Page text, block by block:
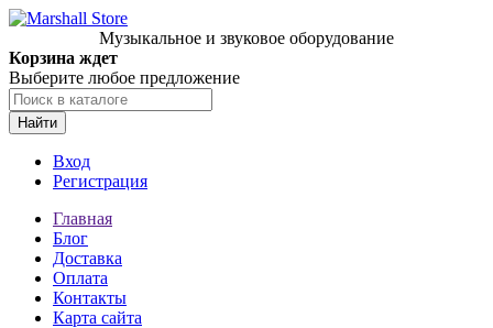
Музыкальное и звуковое оборудование
Корзина ждет
Выберите любое предложение
Найти
Вход
Регистрация
Главная
Блог
Доставка
Оплата
Контакты
Карта сайта